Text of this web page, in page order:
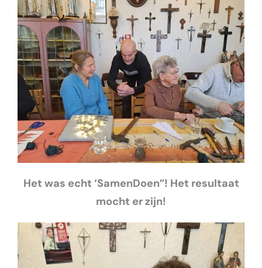
Het was echt ‘SamenDoen”! Het resultaat
mocht er zijn!